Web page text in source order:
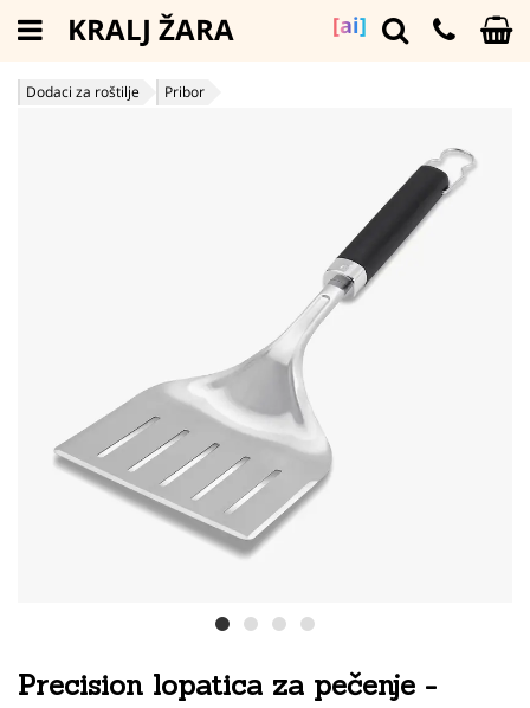
[ai]
KRALJ ŽARA
Dodaci za roštilje Pribor
Precision lopatica za pečenje -